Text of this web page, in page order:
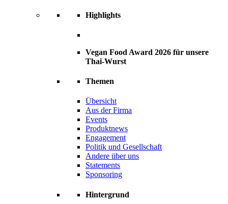
Highlights
Vegan Food Award 2026 für unsere
Thai-Wurst
Themen
Übersicht
Aus der Firma
Events
Produktnews
Engagement
Politik und Gesellschaft
Andere über uns
Statements
Sponsoring
Hintergrund